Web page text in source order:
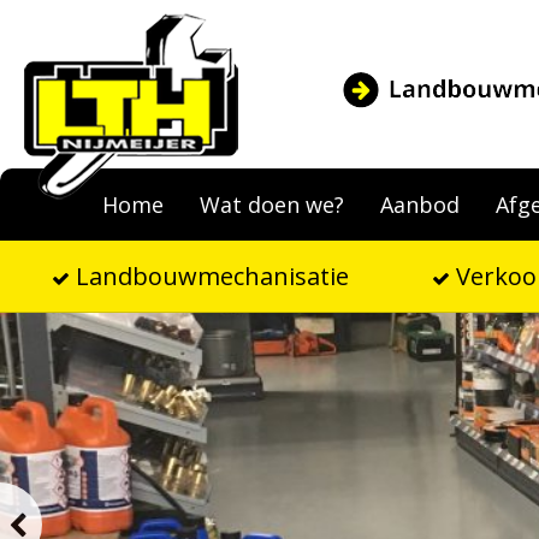
Home Wat doen we? Aanbod
Landbouwmechanisatie